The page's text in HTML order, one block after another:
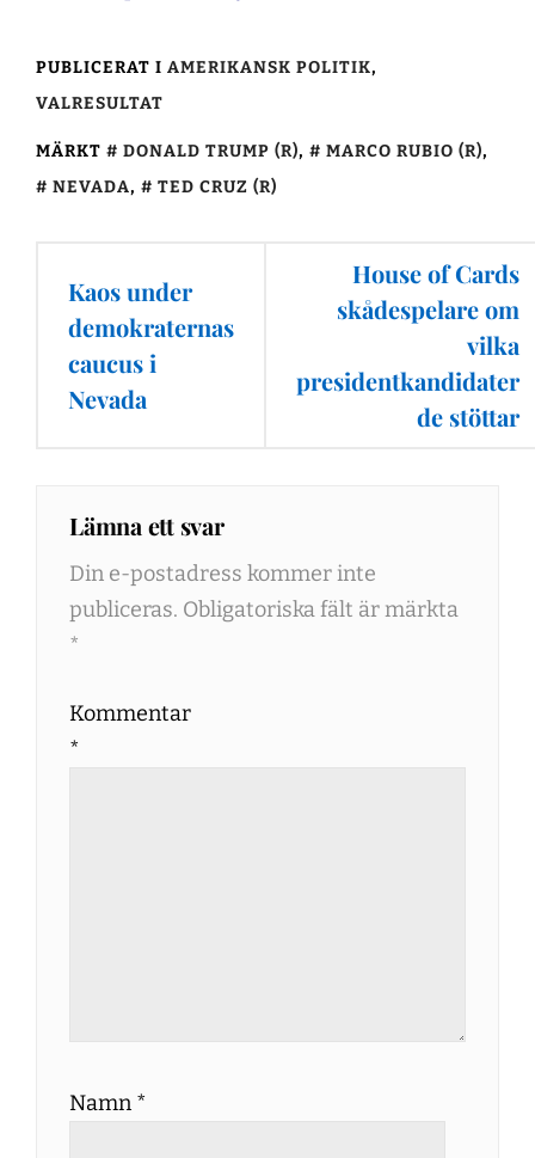
PUBLICERAT I AMERIKANSK POLITIK,
VALRESULTAT
MÄRKT DONALD TRUMP (R), MARCO RUBIO (R),
NEVADA, TED CRUZ (R)
Kaos under
demokraternas
caucus i
Nevada
House of Cards
skådespelare om
vilka
presidentkandidater
de stöttar
Lämna ett svar
Din e-postadress kommer inte
publiceras. Obligatoriska fält är märkta
*
Kommentar
*
Namn *